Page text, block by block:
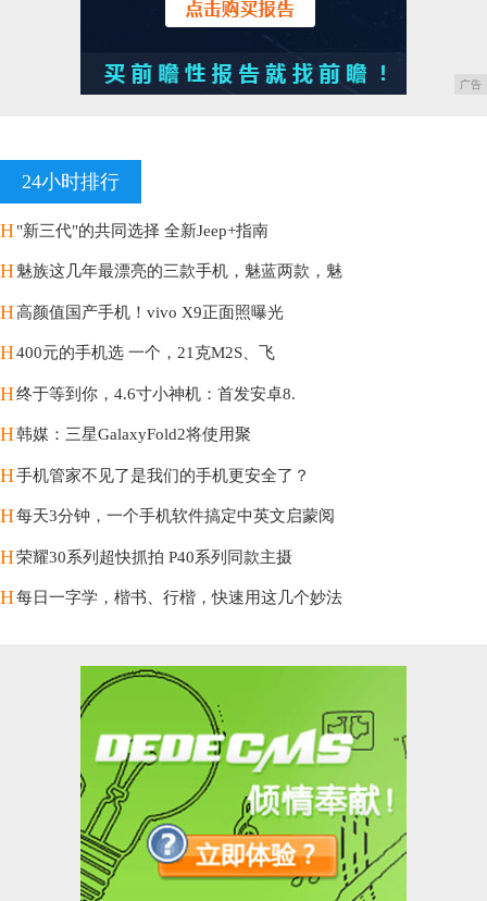
广告
24小时排行
H"新三代"的共同选择 全新Jeep+指南
H魅族这几年最漂亮的三款手机，魅蓝两款，魅
H高颜值国产手机！vivo X9正面照曝光
H400元的手机选 一个，21克M2S、飞
H终于等到你，4.6寸小神机：首发安卓8.
H韩媒：三星GalaxyFold2将使用聚
H手机管家不见了是我们的手机更安全了？
H每天3分钟，一个手机软件搞定中英文启蒙阅
H荣耀30系列超快抓拍 P40系列同款主摄
H每日一字学，楷书、行楷，快速用这几个妙法